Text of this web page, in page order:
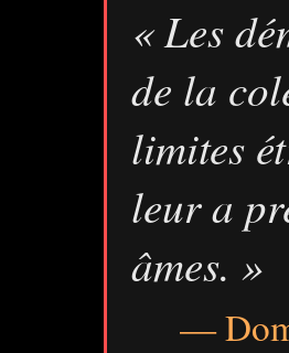
« Les
de la
limites
leur a
âmes. »
—